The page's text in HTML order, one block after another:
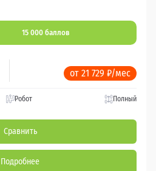
15 000 баллов
от 21 729 ₽/мес
Робот Полный
Сравнить
Подробнее